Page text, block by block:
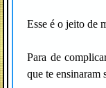
Esse é o jeito de
Para de
que te ensinaram